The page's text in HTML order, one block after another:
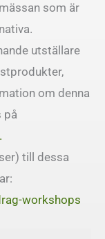
som är
utställare
om denna
på
till dessa
workshops